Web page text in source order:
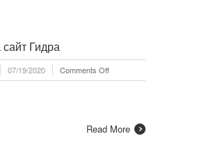
сайт Гидра
07/19/2020 Comments Offon
Как
Гидра
Read More